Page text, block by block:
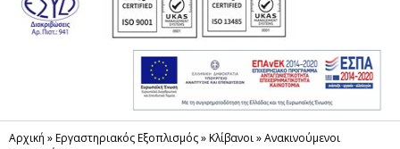
Αρχική »Εργαστηριακός Εξοπλισμός»Κλίβανοι»Ανακινούμενοι